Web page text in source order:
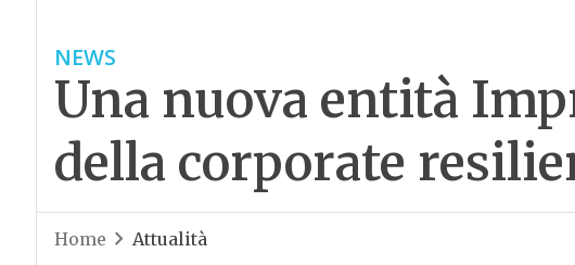
NEWS
Una nuova entità
della corporate
Home Attualità